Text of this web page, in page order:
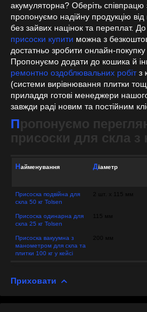
акумуляторна? Оберіть
пропонуємо надійну продукцію від
без зайвих націнок та переплат.
присоски купити можна з
достатньо зробити онлайн-
Пропонуємо додати до кошика й
ремонтно оздоблювальних робітз
(системи вирівнювання плитки
приладдя готові менеджери
завжди раді новим та постійним
Пропонуємо переглянути інші
присоски для скла з
Найменування Діаметр
Присоска подвійна для
скла 50 кг Tolsen
2 шт. х 115 мм
Присоска одинарна для
скла 25 кг Tolsen
115 мм
Присоска вакуумна з
манометром для скла та
плитки 100 кг у кейсі
200 мм
Приховати